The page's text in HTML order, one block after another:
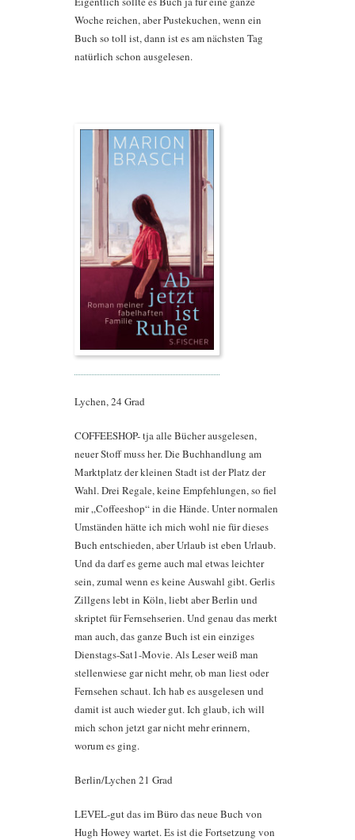
Woche reichen, aber Pustekuchen, wenn ein
Buch so toll ist, dann ist es am nächsten Tag
natürlich schon ausgelesen.
Lychen, 24 Grad
COFFEESHOP- tja alle Bücher ausgelesen,
neuer Stoff muss her. Die Buchhandlung am
Marktplatz der kleinen Stadt ist der Platz der
Wahl. Drei Regale, keine Empfehlungen, so fiel
mir „Coffeeshop“ in die Hände. Unter normalen
Umständen hätte ich mich wohl nie für dieses
Buch entschieden, aber Urlaub ist eben Urlaub.
Und da darf es gerne auch mal etwas leichter
sein, zumal wenn es keine Auswahl gibt. Gerlis
Zillgens lebt in Köln, liebt aber Berlin und
skriptet für Fernsehserien. Und genau das merkt
man auch, das ganze Buch ist ein einziges
Dienstags-Sat1-Movie. Als Leser weiß man
stellenwiese gar nicht mehr, ob man liest oder
Fernsehen schaut. Ich hab es ausgelesen und
damit ist auch wieder gut. Ich glaub, ich will
mich schon jetzt gar nicht mehr erinnern,
worum es ging.
Berlin/Lychen 21 Grad
LEVEL-gut das im Büro das neue Buch von
Hugh Howey wartet. Es ist die Fortsetzung von